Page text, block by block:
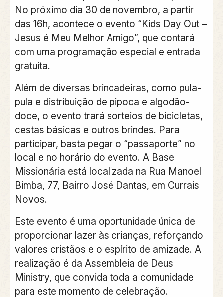
No próximo dia 30 de novembro, a partir
das 16h, acontece o evento “Kids Day Out –
Jesus é Meu Melhor Amigo”, que contará
com uma programação especial e entrada
gratuita.
Além de diversas brincadeiras, como pula-
pula e distribuição de pipoca e algodão-
doce, o evento trará sorteios de bicicletas,
cestas básicas e outros brindes. Para
participar, basta pegar o “passaporte” no
local e no horário do evento. A Base
Missionária está localizada na Rua Manoel
Bimba, 77, Bairro José Dantas, em Currais
Novos.
Este evento é uma oportunidade única de
proporcionar lazer às crianças, reforçando
valores cristãos e o espírito de amizade. A
realização é da Assembleia de Deus
Ministry, que convida toda a comunidade
para este momento de celebração.